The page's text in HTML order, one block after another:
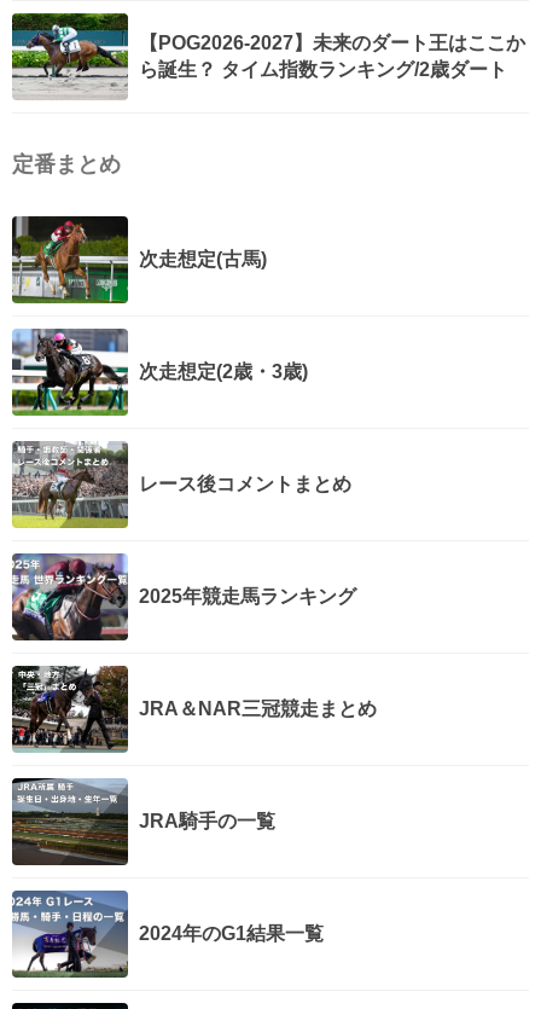
【POG2026-2027】未来のダート王はここか
ら誕生？ タイム指数ランキング/2歳ダート
定番まとめ
次走想定(古馬)
次走想定(2歳・3歳)
レース後コメントまとめ
2025年競走馬ランキング
JRA＆NAR三冠競走まとめ
JRA騎手の一覧
2024年のG1結果一覧